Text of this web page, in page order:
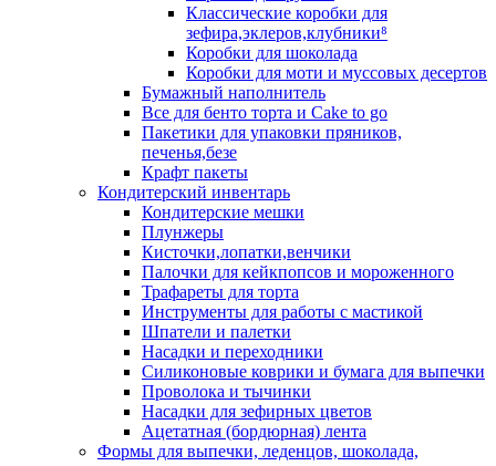
Классические коробки для
зефира,эклеров,клубники⁸
Коробки для шоколада
Коробки для моти и муссовых десертов
Бумажный наполнитель
Все для бенто торта и Cake to go
Пакетики для упаковки пряников,
печенья,безе
Крафт пакеты
Кондитерский инвентарь
Кондитерские мешки
Плунжеры
Кисточки,лопатки,венчики
Палочки для кейкпопсов и мороженного
Трафареты для торта
Инструменты для работы с мастикой
Шпатели и палетки
Насадки и переходники
Силиконовые коврики и бумага для выпечки
Проволока и тычинки
Насадки для зефирных цветов
Ацетатная (бордюрная) лента
Формы для выпечки, леденцов, шоколада,